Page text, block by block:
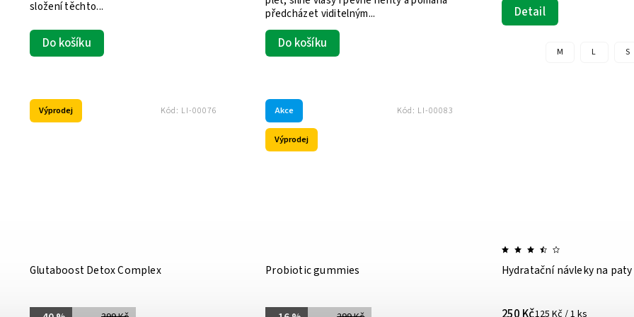
Do košíku
složení těchto...
Do košíku
předcházet viditelným...
Detail
M L S
Výprodej
Glutaboost Detox Complex
Kód: LI-00076 Akce
Výprodej
Probiotic gummies
Kód: LI-00083
Hydratační návleky na paty